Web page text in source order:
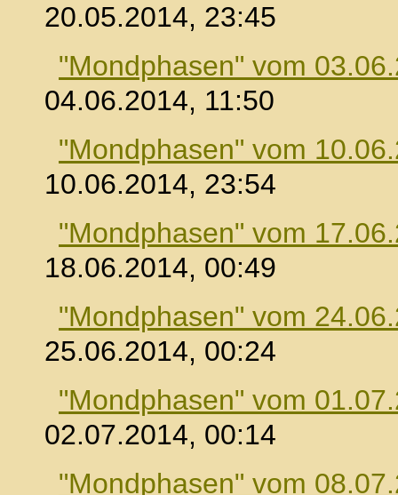
20.05.2014, 23:45
"Mondphasen" vom
04.06.2014, 11:50
"Mondphasen" vom
10.06.2014, 23:54
"Mondphasen" vom
18.06.2014, 00:49
"Mondphasen" vom
25.06.2014, 00:24
"Mondphasen" vom
02.07.2014, 00:14
"Mondphasen" vom